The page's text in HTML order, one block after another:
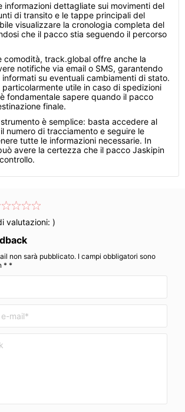
informazioni dettagliate sui movimenti del
di transito e le tappe principali del
visualizzare la cronologia completa del
che il pacco stia seguendo il percorso
comodità, track.global offre anche la
notifiche via email o SMS, garantendo
informati su eventuali cambiamenti di stato.
utile in caso di spedizioni
fondamentale sapere quando il pacco
finale.
è semplice: basta accedere al
numero di tracciamento e seguire le
tutte le informazioni necessarie. In
avere la certezza che il pacco Jaskipin
valutazioni: )
non sarà pubblicato. I campi obbligatori sono
* *